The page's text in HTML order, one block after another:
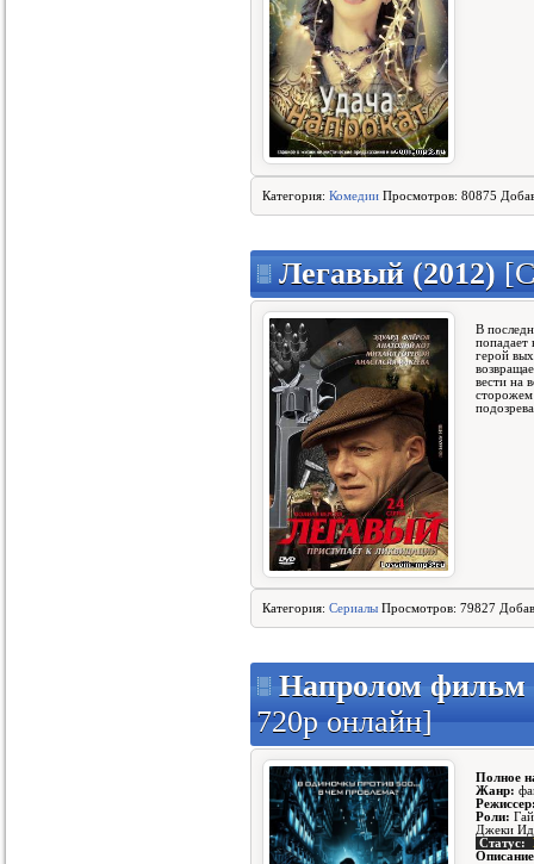
Категория: Комедии Просмотров: 80875
Легавый (2012)
В
попадает
герой
вести на
сторожем
Категория: Сериалы Просмотров: 79827
Напролом фильм
720p онлайн]
Полное
Жанр:
Роли:
Джеки
Статус: